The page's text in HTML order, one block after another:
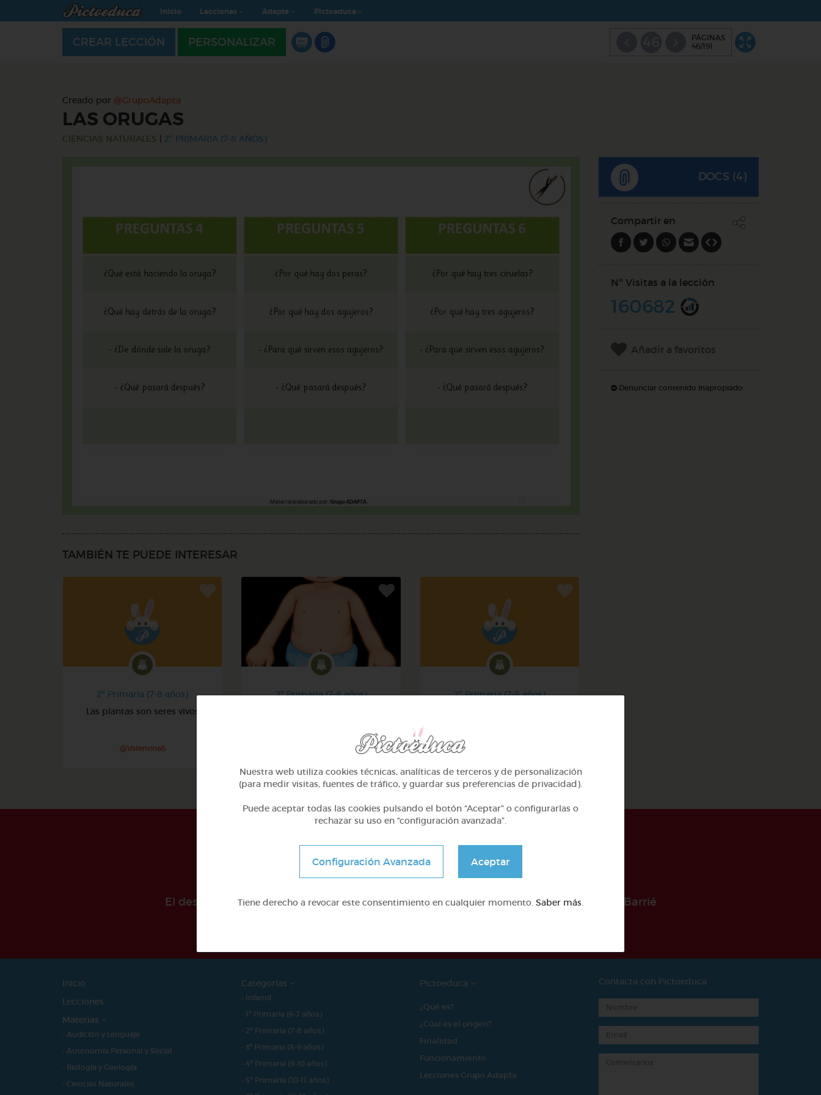
Inicio Lecciones Adapta Pictoeduca
CREAR LECCIÓN PERSONALIZAR
PÁGINAS
46/191
Creado por @GrupoAdapta
LAS ORUGAS
CIENCIAS NATURALES 2º PRIMARIA (7-8 AÑOS)
TAMBIÉN TE PUEDE INTERESAR
2º Primaria (7-8 años)
Las plantas son seres vivos
@Valentina6
2º Primaria (7-8 años)
2º Primaria (7-8 años)
DOCS (4)
Compartir en
Nº Visitas a la lección
160682
Añadir a favoritos
Denunciar contenido inapropiado
El desarollo de este proyecto ha sido posible gracias al mecenazgo de la Fundación Barrié
Inicio
Lecciones
Materias
- Audición y Lenguaje
- Autonomía Personal y Social
- Biología y Geología
- Ciencias Naturales
Categorías
- Infantil
- 1º Primaria (6-7 años)
- 2º Primaria (7-8 años)
- 3º Primaria (8-9 años)
- 4º Primaria (9-10 años)
- 5º Primaria (10-11 años)
Pictoeduca
¿Qué es?
¿Cúal es el origen?
Finalidad
Funcionamiento
Lecciones Grupo Adapta
Contacta con Pictoeduca
Nuestra web utiliza cookies técnicas, analíticas de terceros y de personalización
(para medir visitas, fuentes de tráfico, y guardar sus preferencias de privacidad).
Puede aceptar todas las cookies pulsando el botón “Aceptar” o configurarlas o
rechazar su uso en “configuración avanzada”.
Configuración Avanzada Aceptar
Tiene derecho a revocar este consentimiento en cualquier momento. Saber más.